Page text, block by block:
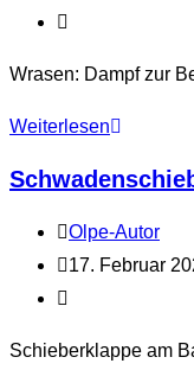
veröffentlicht:
Beitrags-
Wrasen: Dampf zur
WeiterlesenSchwaden
Beitrags-
Autor:
Olpe-Autor
Beitrag
veröffentlicht:
17. Februar
Beitrags-
Schieberklappe am